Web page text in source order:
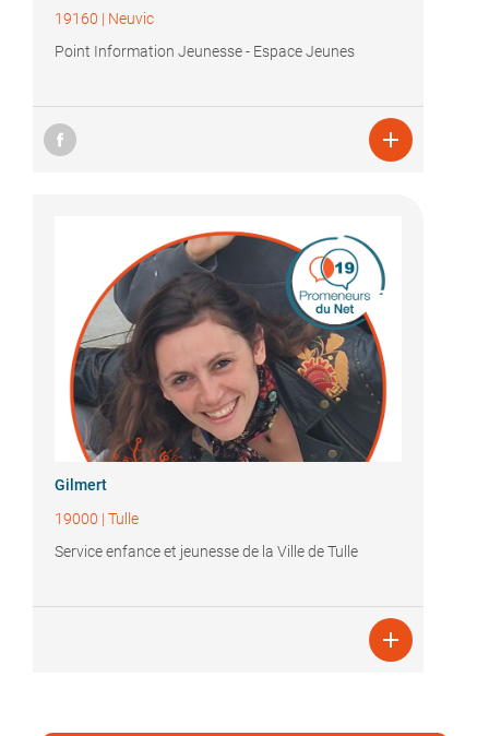
19160 | Neuvic
Point Information Jeunesse - Espace Jeunes

Gilmert
19000 | Tulle
Service enfance et jeunesse de la Ville de Tulle
